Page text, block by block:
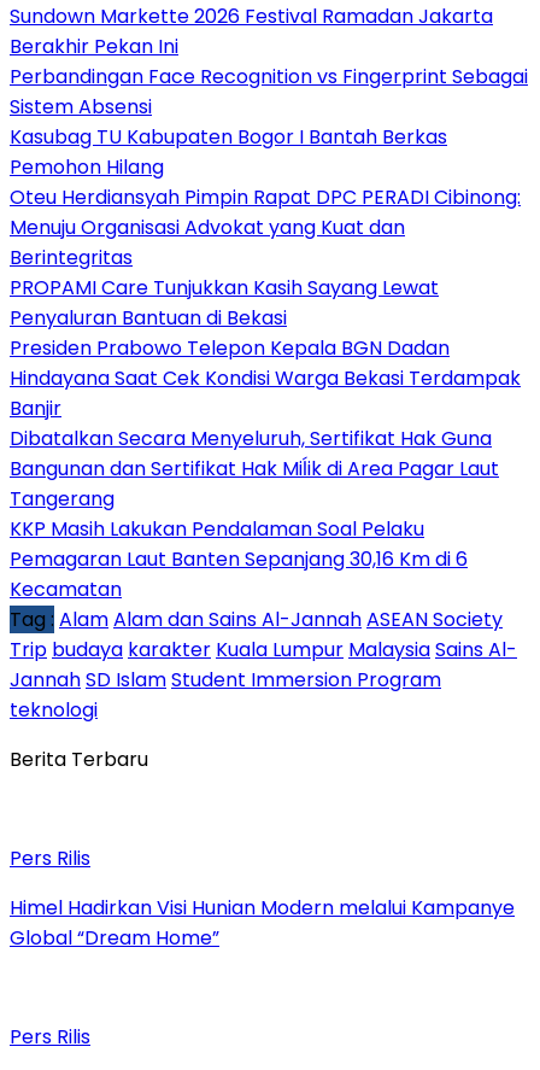
Sundown Markette 2026 Festival Ramadan Jakarta
Berakhir Pekan Ini
Perbandingan Face Recognition vs Fingerprint Sebagai
Sistem Absensi
Kasubag TU Kabupaten Bogor I Bantah Berkas
Pemohon Hilang
Oteu Herdiansyah Pimpin Rapat DPC PERADI Cibinong:
Menuju Organisasi Advokat yang Kuat dan
Berintegritas
PROPAMI Care Tunjukkan Kasih Sayang Lewat
Penyaluran Bantuan di Bekasi
Presiden Prabowo Telepon Kepala BGN Dadan
Hindayana Saat Cek Kondisi Warga Bekasi Terdampak
Banjir
Dibatalkan Secara Menyeluruh, Sertifikat Hak Guna
Bangunan dan Sertifikat Hak Miĺik di Area Pagar Laut
Tangerang
KKP Masih Lakukan Pendalaman Soal Pelaku
Pemagaran Laut Banten Sepanjang 30,16 Km di 6
Kecamatan
Tag : AlamAlam dan Sains Al-JannahASEAN Society
Trip budaya karakter Kuala Lumpur MalaysiaSains Al-
JannahSD IslamStudent Immersion Program
teknologi
Berita Terbaru
Pers Rilis
Himel Hadirkan Visi Hunian Modern melalui Kampanye
Global “Dream Home”
Pers Rilis